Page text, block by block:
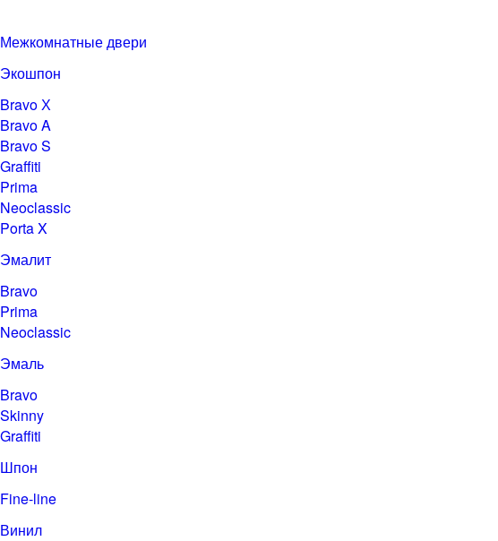
Межкомнатные двери
Экошпон
Bravo Х
Bravo A
Bravo S
Graffiti
Prima
Neoclassic
Porta X
Эмалит
Bravo
Prima
Neoclassic
Эмаль
Bravo
Skinny
Graffiti
Шпон
Fine-line
Винил